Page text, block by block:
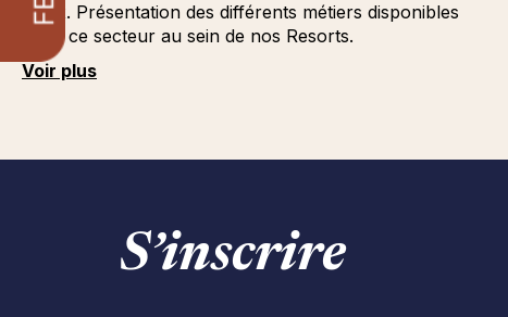
choix. Présentation des différents métiers disponibles
liés à ce secteur au sein de nos Resorts.
Voir plus
S’inscrire